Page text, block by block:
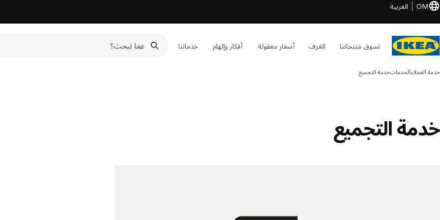
OM العربية
تسوق منتجاتنا الغرف أسعار معقولة أفكار وإلهام خدماتنا
خدمة العملاءالخدماتخدمة التجميع
خدمة التجميع